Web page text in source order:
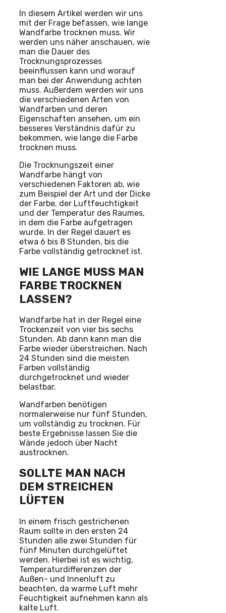
In diesem Artikel werden wir uns
mit der Frage befassen, wie lange
Wandfarbe trocknen muss. Wir
werden uns näher anschauen, wie
man die Dauer des
Trocknungsprozesses
beeinflussen kann und worauf
man bei der Anwendung achten
muss. Außerdem werden wir uns
die verschiedenen Arten von
Wandfarben und deren
Eigenschaften ansehen, um ein
besseres Verständnis dafür zu
bekommen, wie lange die Farbe
trocknen muss.
Die Trocknungszeit einer
Wandfarbe hängt von
verschiedenen Faktoren ab, wie
zum Beispiel der Art und der Dicke
der Farbe, der Luftfeuchtigkeit
und der Temperatur des Raumes,
in dem die Farbe aufgetragen
wurde. In der Regel dauert es
etwa 6 bis 8 Stunden, bis die
Farbe vollständig getrocknet ist.
WIE LANGE MUSS MAN
FARBE TROCKNEN
LASSEN?
Wandfarbe hat in der Regel eine
Trockenzeit von vier bis sechs
Stunden. Ab dann kann man die
Farbe wieder überstreichen. Nach
24 Stunden sind die meisten
Farben vollständig
durchgetrocknet und wieder
belastbar.
Wandfarben benötigen
normalerweise nur fünf Stunden,
um vollständig zu trocknen. Für
beste Ergebnisse lassen Sie die
Wände jedoch über Nacht
austrocknen.
SOLLTE MAN NACH
DEM STREICHEN
LÜFTEN
In einem frisch gestrichenen
Raum sollte in den ersten 24
Stunden alle zwei Stunden für
fünf Minuten durchgelüftet
werden. Hierbei ist es wichtig,
Temperaturdifferenzen der
Außen- und Innenluft zu
beachten, da warme Luft mehr
Feuchtigkeit aufnehmen kann als
kalte Luft.